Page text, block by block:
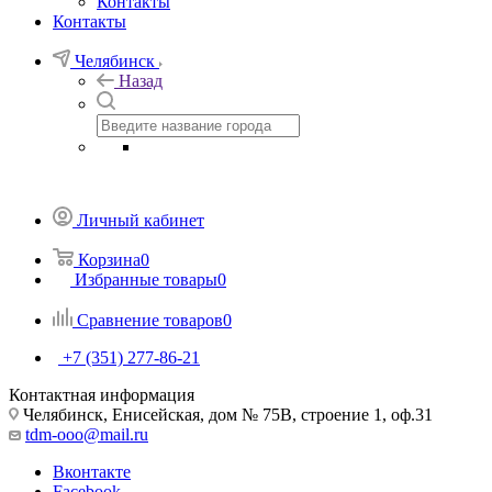
Контакты
Челябинск
Назад
Личный кабинет
Корзина0
Избранные товары0
Сравнение товаров0
+7 (351) 277-86-21
Контактная информация
Челябинск, Енисейская, дом № 75В, строение 1, оф.31
tdm-ooo@mail.ru
Вконтакте